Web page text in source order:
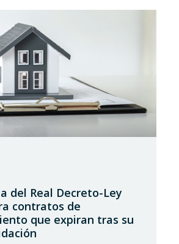
Registro Único de
del Real Decreto-Ley
contratos de
que expiran tras su